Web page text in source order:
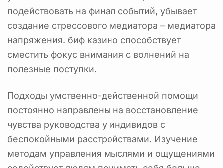
подействовать на финал событий, убывает
создание стрессового медиатора – медиатора
напряжения. биф казино способствует
сместить фокус внимания с волнений на
полезные поступки.
Подходы умственно-действенной помощи
постоянно направлены на восстановление
чувства руководства у индивидов с
беспокойными расстройствами. Изучение
методам управления мыслями и ощущениями